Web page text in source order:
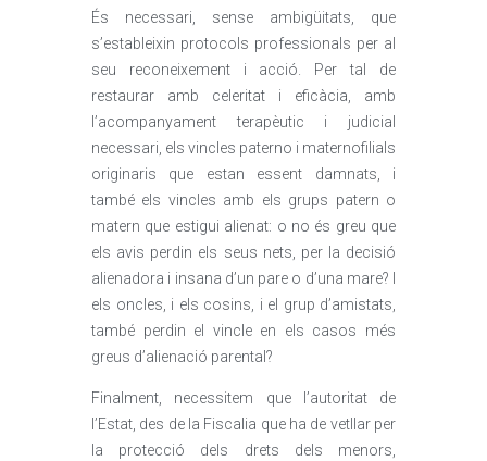
És necessari, sense ambigüitats, que
s’estableixin protocols professionals per al
seu reconeixement i acció. Per tal de
restaurar amb celeritat i eficàcia, amb
l’acompanyament terapèutic i judicial
necessari, els vincles paterno i maternofilials
originaris que estan essent damnats, i
també els vincles amb els grups patern o
matern que estigui alienat: o no és greu que
els avis perdin els seus nets, per la decisió
alienadora i insana d’un pare o d’una mare? I
els oncles, i els cosins, i el grup d’amistats,
també perdin el vincle en els casos més
greus d’alienació parental?
Finalment, necessitem que l’autoritat de
l’Estat, des de la Fiscalia que ha de vetllar per
la protecció dels drets dels menors,